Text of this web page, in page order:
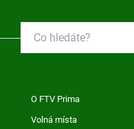
O FTV Prima
Volná místa